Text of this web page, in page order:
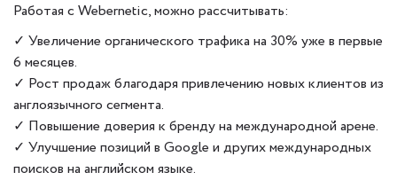
Работая с Webernetic, можно рассчитывать:
✓ Увеличение органического трафика на 30% уже в первые
6 месяцев.
✓ Рост продаж благодаря привлечению новых клиентов из
англоязычного сегмента.
✓ Повышение доверия к бренду на международной арене.
✓ Улучшение позиций в Google и других международных
поисков на английском языке.